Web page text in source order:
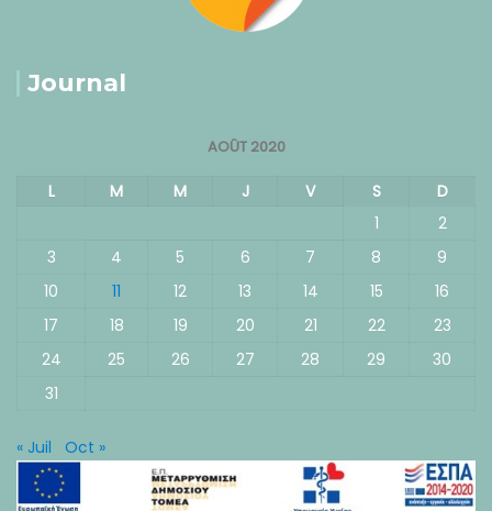
Journal
AOÛT 2020
L M M J V S
D
1
2
3
4 5 6 7 8
9
10
11 12 13 14 15
16
17
18 19 20 21 22
23
24
25 26 27 28 29
30
31
« Juil Oct »